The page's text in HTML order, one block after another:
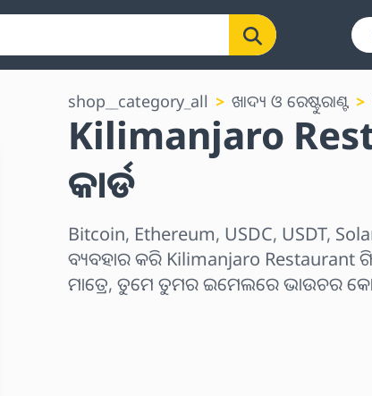
shop__category_all ଖାଦ୍ୟ ଓ ରେଷ୍ଟୁରାଣ୍ଟ
Kilimanjaro
କାର୍ଡ
Bitcoin, Ethereum, USDC, USDT,
ବ୍ୟବହାର କରି Kilimanjaro Restaurant
ମାତ୍ରେ, ତୁମେ ତୁମର ଇମେଲରେ ଭାଉଚର